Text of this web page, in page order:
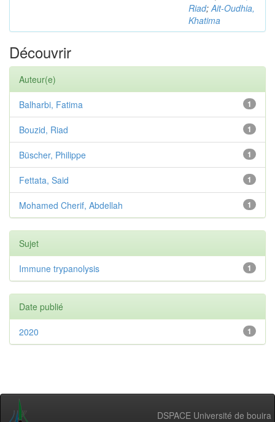
Riad;Ait-Oudhia,
Khatima
Découvrir
Auteur(e)
1
Balharbi, Fatima
1
Bouzid, Riad
1
Büscher, Philippe
1
Fettata, Said
1
Mohamed Cherif, Abdellah
Sujet
1
Immune trypanolysis
Date publié
1
2020
DSPACE Université de bouira